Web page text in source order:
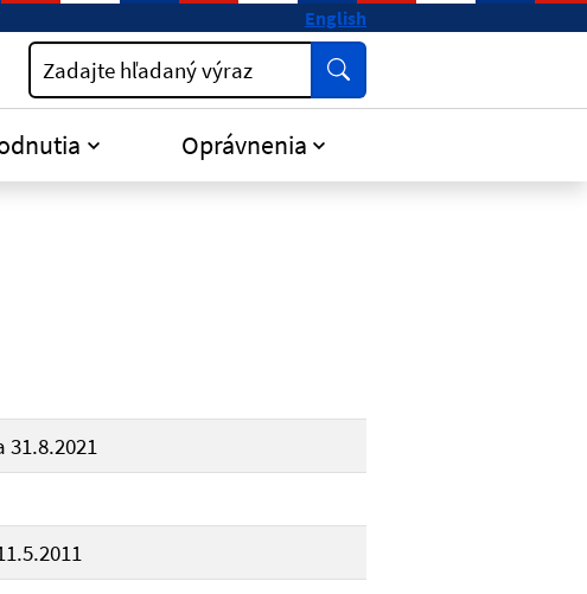
English
Zadajte hľadaný výraz Vyhľadať
Oprávnenia
31.8.2021